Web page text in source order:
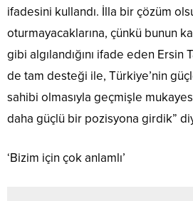
ifadesini kullandı. İlla bir çözüm
oturmayacaklarına, çünkü bunun
gibi algılandığını ifade eden Ersin
de tam desteği ile, Türkiye’nin
sahibi olmasıyla geçmişle
daha güçlü bir pozisyona girdik”
‘Bizim için çok anlamlı’